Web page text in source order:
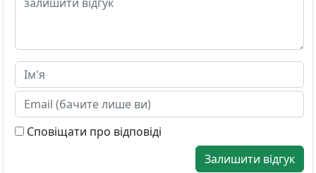
Сповіщати про відповіді
Залишити відгук